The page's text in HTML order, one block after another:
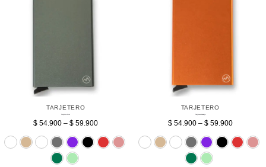
TARJETERO
$ 54.900 – $ 59.900
Sin bolsillo
BeigeBlanco
Gris MoradoNegroRojo Rosado
TARJETERO
$54.900 – $59.900
Sin bolsillo
BeigeBlanco
Gris